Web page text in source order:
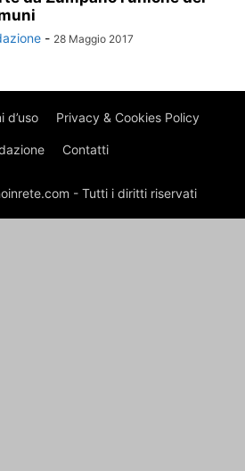
- 28 Maggio 2017
d’uso Privacy & Cookies Policy
Contatti
- Tutti i diritti riservati